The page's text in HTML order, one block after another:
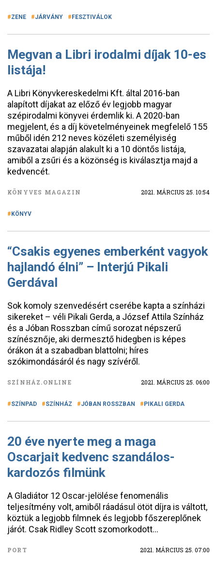
ZENE JÁRVÁNY FESZTIVÁLOK
Megvan a Libri irodalmi díjak 10-es
listája!
A Libri Könyvkereskedelmi Kft. által 2016-ban
alapított díjakat az előző év legjobb magyar
szépirodalmi könyvei érdemlik ki. A 2020-ban
megjelent, és a díj követelményeinek megfelelő 155
műből idén 212 neves közéleti személyiség
szavazatai alapján alakult ki a 10 döntős listája,
amiből a zsűri és a közönség is kiválasztja majd a
kedvencét.
KÖNYVES MAGAZIN 2021. MÁRCIUS 25. 10:54
KÖNYV
“Csakis egyenes emberként vagyok
hajlandó élni” – Interjú Pikali
Gerdával
Sok komoly szenvedésért cserébe kapta a színházi
sikereket – véli Pikali Gerda, a József Attila Színház
és a Jóban Rosszban című sorozat népszerű
színésznője, aki dermesztő hidegben is képes
órákon át a szabadban blattolni; híres
szókimondásáról és nagy szívéről.
SZÍNHÁZ.ONLINE 2021. MÁRCIUS 25. 06:00
SZÍNPAD SZÍNHÁZ JÓBAN ROSSZBAN PIKALI GERDA
20 éve nyerte meg a maga
Oscarjait kedvenc szandálos-
kardozós filmünk
A Gladiátor 12 Oscar-jelölése fenomenális
teljesítmény volt, amiből ráadásul ötöt díjra is váltott,
köztük a legjobb filmnek és legjobb főszereplőnek
járót. Csak Ridley Scott szomorkodott…
PORT 2021. MÁRCIUS 25. 07:00